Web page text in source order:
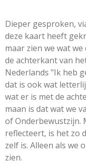
Dieper gesproken,
deze kaart heeft
maar zien we wat
de achterkant van
Nederlands "Ik heb
dat is ook wat
wat er is met de
maan is dat wat we
of Onderbewustzijn.
reflecteert, is het zo
zelf is. Alleen als we
zien.